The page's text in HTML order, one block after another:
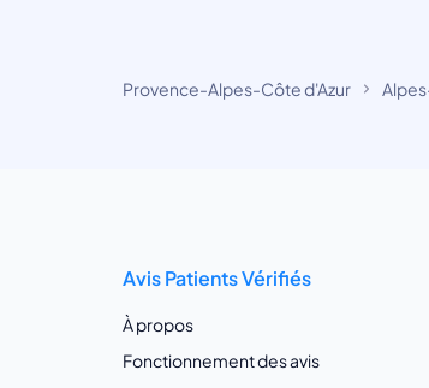
Provence-Alpes-Côte d'Azur
Avis Patients Vérifiés
À propos
Fonctionnement des avis